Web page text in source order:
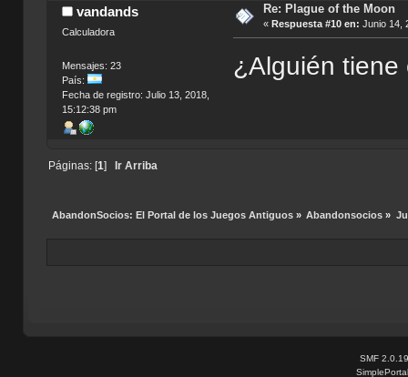
vandands
Calculadora
Mensajes: 23
País:
Fecha de registro: Julio 13, 2018,
15:12:38 pm
Re: Plague of the Moon
« Respuesta #10 en: Junio 14,
¿Alguién
Páginas: [1] Ir Arriba
AbandonSocios: El Portal de los Juegos Antiguos» Abandonsocios »
SMF 2.0.19